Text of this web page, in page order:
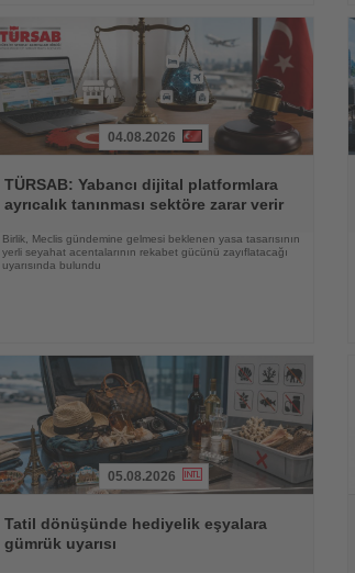
Oku
04.08.2026
TÜRSAB: Yabancı dijital platformlara
ayrıcalık tanınması sektöre zarar verir
Birlik, Meclis gündemine gelmesi beklenen yasa tasarısının
yerli seyahat acentalarının rekabet gücünü zayıflatacağı
uyarısında bulundu
Oku
05.08.2026
Tatil dönüşünde hediyelik eşyalara
gümrük uyarısı